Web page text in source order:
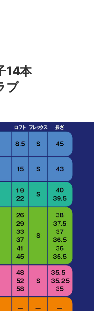
14本
ブ